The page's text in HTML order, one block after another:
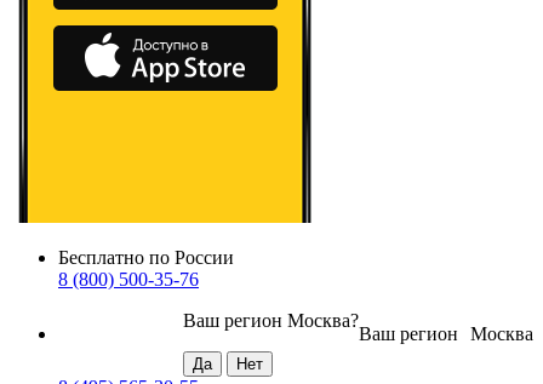
Бесплатно по России
8 (800) 500-35-76
Москва
Ваш регион
Ваш регион Москва?